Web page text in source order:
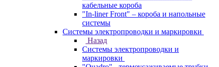
кабельные короба
"In-liner Front" – короба и напольные
системы
Системы электропроводки и маркировки
Назад
Системы электропроводки и
маркировки